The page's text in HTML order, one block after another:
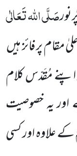
صَلَّی اللہ تَعَالٰی
پر فائز ہیں
مُقَدّس کلام
اور یہ خصوصیت
کے علاوہ اور کسی